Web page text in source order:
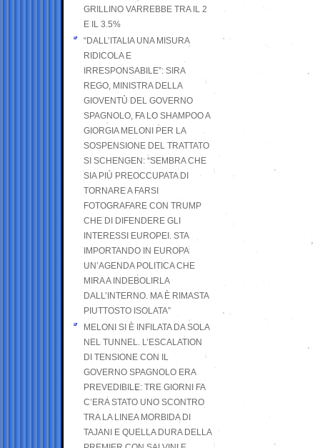
GRILLINO VARREBBE TRA IL 2
E IL 3.5%
“DALL’ITALIA UNA MISURA
RIDICOLA E
IRRESPONSABILE”: SIRA
REGO, MINISTRA DELLA
GIOVENTÙ DEL GOVERNO
SPAGNOLO, FA LO SHAMPOO A
GIORGIA MELONI PER LA
SOSPENSIONE DEL TRATTATO
SI SCHENGEN: “SEMBRA CHE
SIA PIÙ PREOCCUPATA DI
TORNARE A FARSI
FOTOGRAFARE CON TRUMP
CHE DI DIFENDERE GLI
INTERESSI EUROPEI. STA
IMPORTANDO IN EUROPA
UN’AGENDA POLITICA CHE
MIRA A INDEBOLIRLA
DALL’INTERNO. MA È RIMASTA
PIUTTOSTO ISOLATA”
MELONI SI È INFILATA DA SOLA
NEL TUNNEL. L’ESCALATION
DI TENSIONE CON IL
GOVERNO SPAGNOLO ERA
PREVEDIBILE: TRE GIORNI FA
C’ERA STATO UNO SCONTRO
TRA LA LINEA MORBIDA DI
TAJANI E QUELLA DURA DELLA